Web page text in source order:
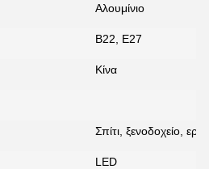
Αλουμίνιο
Β22, Ε27
Κίνα
Σπίτι, ξενοδοχείο,
LED